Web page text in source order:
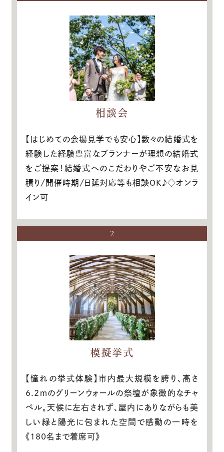
相談会
【はじめての会場見学でも安心】数々の結婚式を
経験した経験豊富なプランナーが理想の結婚式
をご提案！結婚式へのこだわりやご不安なお見
積り/開催時期/日延対応等も相談OK♪◇オンラ
イン可
2
模擬挙式
【憧れの挙式体験】市内最大規模を誇り、高さ
6.2ｍのグリーンウォールの祭壇が象徴的なチャ
ペル。天候に左右されず、屋内にありながらも美
しい緑と陽光に包まれた空間で感動の一時を
《180名まで着席可》